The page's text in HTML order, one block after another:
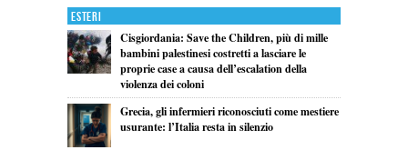
Esteri
Cisgiordania: Save the Children, più di mille
bambini palestinesi costretti a lasciare le
proprie case a causa dell’escalation della
violenza dei coloni
Grecia, gli infermieri riconosciuti come mestiere
usurante: l’Italia resta in silenzio